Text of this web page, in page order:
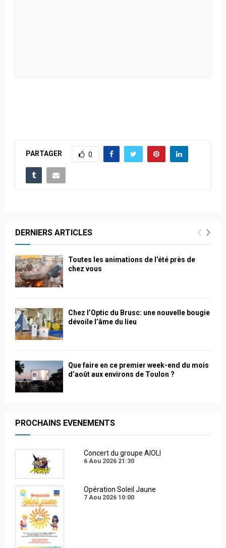
PARTAGER 0
DERNIERS ARTICLES
Toutes les animations de l’été près de
chez vous
Chez l’Optic du Brusc: une nouvelle bougie
dévoile l’âme du lieu
Que faire en ce premier week-end du mois
d’août aux environs de Toulon ?
PROCHAINS EVENEMENTS
Concert du groupe AIOLI
6 Aou 2026 21:30
Opération Soleil Jaune
7 Aou 2026 10:00